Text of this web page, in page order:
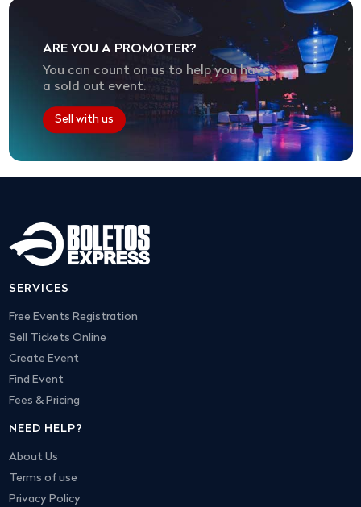
ARE YOU A PROMOTER?
You can count on us to help you have
a sold out event.
Sell with us
SERVICES
Free Events Registration
Sell Tickets Online
Create Event
Find Event
Fees & Pricing
NEED HELP?
About Us
Terms of use
Privacy Policy